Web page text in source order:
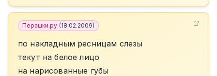
Перашки.ру (18.02.2009)
по накладным ресницам слезы
текут на белое лицо
на нарисованные губы